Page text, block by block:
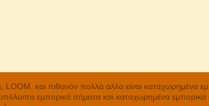
και πιθανόν πολλά άλλα είναι καταχωρημένα
εμπορικά σήματα και καταχωρημένα εμπορικά